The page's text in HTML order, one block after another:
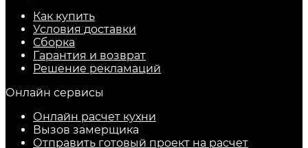
Как купить
Условия доставки
Сборка
Гарантия и возврат
Решение рекламаций
Онлайн сервисы
Онлайн расчет кухни
Вызов замерщика
Отправить готовый проект на расчет